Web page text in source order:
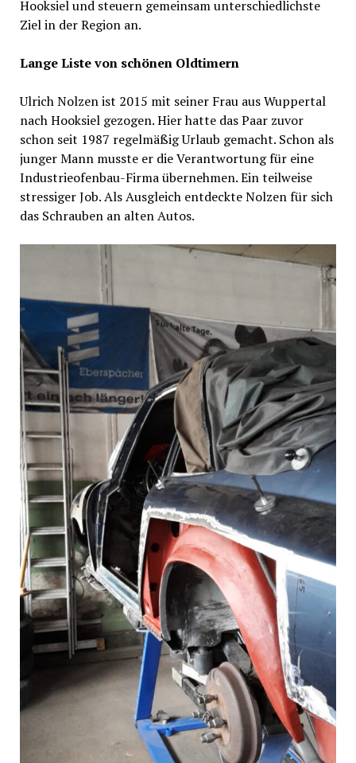
Hooksiel und steuern gemeinsam unterschiedlichste
Ziel in der Region an.
Lange Liste von schönen Oldtimern
Ulrich Nolzen ist 2015 mit seiner Frau aus Wuppertal
nach Hooksiel gezogen. Hier hatte das Paar zuvor
schon seit 1987 regelmäßig Urlaub gemacht. Schon als
junger Mann musste er die Verantwortung für eine
Industrieofenbau-Firma übernehmen. Ein teilweise
stressiger Job. Als Ausgleich entdeckte Nolzen für sich
das Schrauben an alten Autos.